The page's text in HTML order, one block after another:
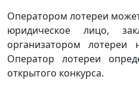
Оператором лотереи
юридическое лицо,
организатором лотереи
Оператор лотереи
открытого конкурса.